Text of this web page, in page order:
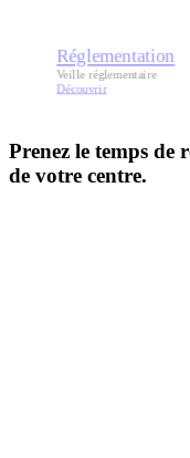
Réglementation
Veille réglementaire
Découvrir
Prenez le temps de
de votre centre.